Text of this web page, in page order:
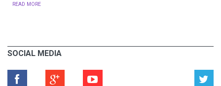
READ MORE
SOCIAL MEDIA